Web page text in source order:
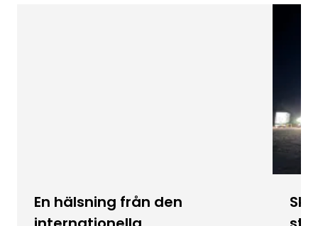
En hälsning från den